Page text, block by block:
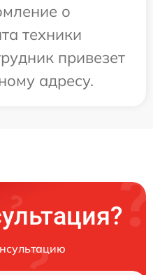
о
техники
привезет
адресу.